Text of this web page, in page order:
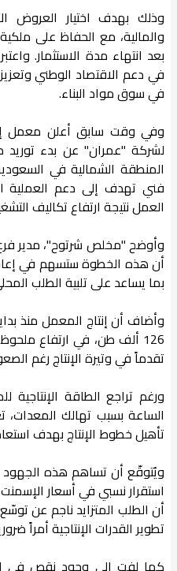
وذلك بهدف اختيار العروض
والمالية، مع الحفاظ على
بعد انتهاء مدة الاستثمار.
في دعم الاقتصاد الوطني
في سوق مواد البناء.
وفي وقت سابق أعلن معمل
لشركة "عمران" عن بدء توريد
المنطقة الشمالية في
فني تهدف إلى دعم العملية
العمل نتيجة ارتفاع تكاليف
وأوضح "مخلص شرتوح"، مدير
أن هذه الخطوة ستسهم في
بما يساعد على تلبية الطلب
وأضاف أن إنتاج المعمل منذ
126 ألف طن، في ارتفاع
تقدماً في وتيرة الإنتاج رغم
الساعة بسبب تهالك
تأهيل خطوط الإنتاج بهدف
ويُتوقّع أن تساهم هذه
استقرار نسبي في أسعار
أن الطلب المتزايد ناجم عن
تطوير القدرات الإنتاجية أمراً